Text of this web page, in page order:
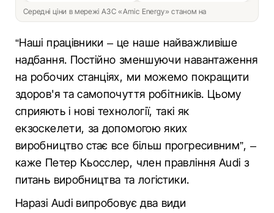
Середні ціни в мережі АЗС «Amic Energy» станом на
“Наші працівники – це наше найважливіше
надбання. Постійно зменшуючи навантаження
на робочих станціях, ми можемо покращити
здоров'я та самопочуття робітників. Цьому
сприяють і нові технології, такі як
екзоскелети, за допомогою яких
виробництво стає все більш прогресивним”, –
каже Петер Кьосслер, член правління Audi з
питань виробництва та логістики.
Наразі Audi випробовує два види